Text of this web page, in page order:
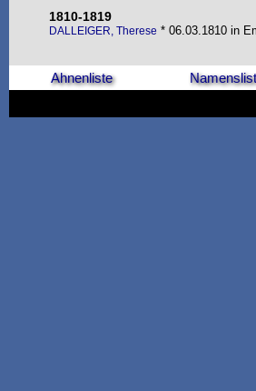
1810-1819
DALLEIGER, Therese * 06.03.1810 in
Ahnenliste